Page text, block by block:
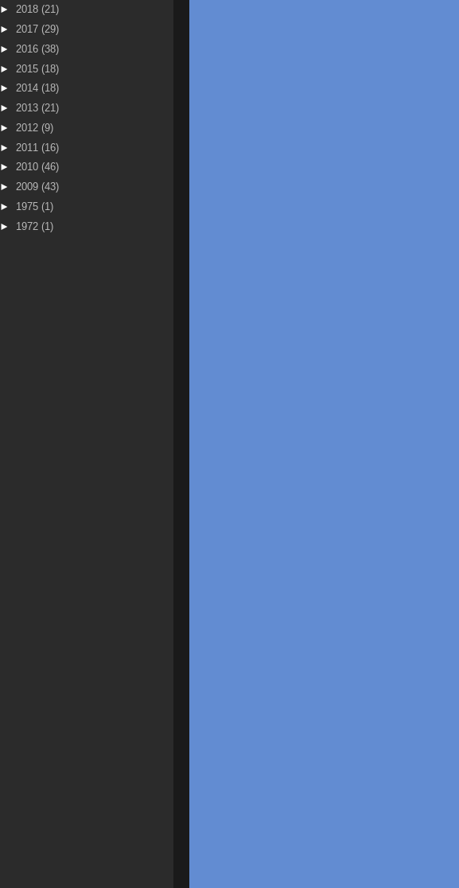
► 2018 (21)
► 2017 (29)
► 2016 (38)
► 2015 (18)
► 2014 (18)
► 2013 (21)
► 2012 (9)
► 2011 (16)
► 2010 (46)
► 2009 (43)
► 1975 (1)
► 1972 (1)